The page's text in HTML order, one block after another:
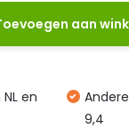
aan
en
9,4